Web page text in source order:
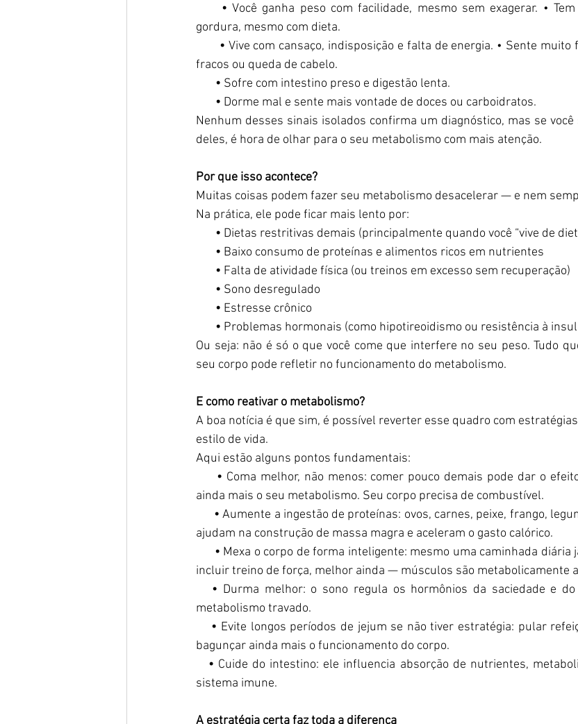
     •
Você ganha peso com facilidade, mesmo sem exagerar. •
gordura, mesmo com dieta.
       •
Vive com cansaço, indisposição e falta de energia. • Sente
fracos ou queda de cabelo.
       •
Sofre com intestino preso e digestão lenta.
       •
Dorme mal e sente mais vontade de doces ou carboidratos.
Nenhum desses sinais isolados confirma um diagnóstico, mas se
deles, é hora de olhar para o seu metabolismo com mais atenção.
Por que isso acontece?
Muitas coisas podem fazer seu metabolismo desacelerar — e nem
Na prática, ele pode ficar mais lento por:
       •
Dietas restritivas demais (principalmente quando você “vive de
       •
Baixo consumo de proteínas e alimentos ricos em nutrientes
       •
Falta de atividade física (ou treinos em excesso sem recuperação)
       •
Sono desregulado
       •
Estresse crônico
       •
Problemas hormonais (como hipotireoidismo ou resistência à
Ou seja: não é só o que você come que interfere no seu peso. Tudo
seu corpo pode refletir no funcionamento do metabolismo.
E como reativar o metabolismo?
A boa notícia é que sim, é possível reverter esse quadro com
estilo de vida.
Aqui estão alguns pontos fundamentais:
     •
Coma melhor, não menos: comer pouco demais pode dar o
ainda mais o seu metabolismo. Seu corpo precisa de combustível.
      •
Aumente a ingestão de proteínas: ovos, carnes, peixe, frango,
ajudam na construção de massa magra e aceleram o gasto calórico.
      •
Mexa o corpo de forma inteligente: mesmo uma caminhada diária
incluir treino de força, melhor ainda — músculos são metabolicamente
   •
Durma melhor: o sono regula os hormônios da saciedade e
metabolismo travado.
    •
Evite longos períodos de jejum se não tiver estratégia: pular
bagunçar ainda mais o funcionamento do corpo.
   •
Cuide do intestino: ele influencia absorção de nutrientes,
sistema imune.
A estratégia certa faz toda a diferença